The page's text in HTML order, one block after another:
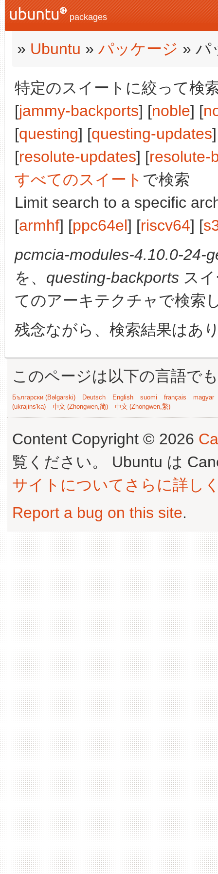
packages
» Ubuntu » パッケージ » パ
特定のスイートに絞って検
[jammy-backports] [noble] [
[questing] [questing-updates
[resolute-updates] [resolute-
すべてのスイート で検索
Limit search to a specific
[armhf] [ppc64el] [riscv64] [
pcmcia-modules-4.10.0-24-
を、 questing-backports ス
てのアーキテクチャで検索
残念ながら、検索結果はあ
このページは以下の言語で
Български (Bəlgarski) Deutsch English suomi français
magyar
(ukrajins'ka)
中文 (Zhongwen,简) 中文 (Zhongwen,繁)
Content Copyright © 2026
覧ください。 Ubuntu は
サイトについてさらに詳し
Report a bug on this site.